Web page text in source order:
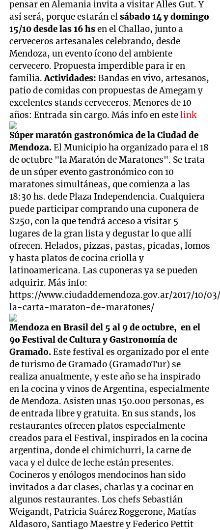
pensar en Alemania invita a visitar Alles Gut. Y
así será, porque estarán elsábado 14 y domingo
15/10 desde las 16 hsen el Challao, junto a
cerveceros artesanales celebrando, desde
Mendoza, un evento ícono del ambiente
cervecero. Propuesta imperdible para ir en
familia.Actividades: Bandas en vivo, artesanos,
patio de comidas con propuestas de Amegam y
excelentes stands cerveceros. Menores de 10
años: Entrada sin cargo. Más info en estelink
Súper maratón gastronómica de la Ciudad de
Mendoza.El Municipio ha organizado para el 18
de octubre "la Maratón de Maratones". Se trata
de un súper evento gastronómico con 10
maratones simultáneas, que comienza a las
18:30 hs. dede Plaza Independencia. Cualquiera
puede participar comprando una cuponera de
$250, con la que tendrá acceso a visitar 5
lugares de la gran lista y degustar lo que allí
ofrecen. Helados, pizzas, pastas, picadas, lomos
y hasta platos de cocina criolla y
latinoamericana. Las cuponeras ya se pueden
adquirir. Más info:
https://www.ciudaddemendoza.gov.ar/2017/10/
la-carta-maraton-de-maratones/
Mendoza en Brasil del 5 al 9 de octubre, en el
9o Festival de Cultura y Gastronomía de
Gramado.Este festival es organizado por el ente
de turismo de Gramado (GramadoTur) se
realiza anualmente, y este año se ha inspirado
en la cocina y vinos de Argentina, especialmente
de Mendoza. Asisten unas 150.000 personas, es
de entrada libre y gratuita. En sus stands, los
restaurantes ofrecen platos especialmente
creados para el Festival, inspirados en la cocina
argentina, donde el chimichurri, la carne de
vaca y el dulce de leche están presentes.
Cocineros y enólogos mendocinos han sido
invitados a dar clases, charlas y a cocinar en
algunos restaurantes. Los chefs Sebastián
Weigandt, Patricia Suárez Roggerone, Matías
Aldasoro, Santiago Maestre y Federico Pettit